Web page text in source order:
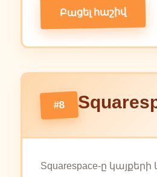
Բացել հաշիվ
#8
Squarespace-ը